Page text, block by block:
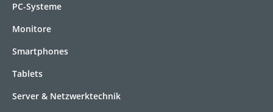
PC-Systeme
Monitore
Smartphones
Tablets
Server & Netzwerktechnik